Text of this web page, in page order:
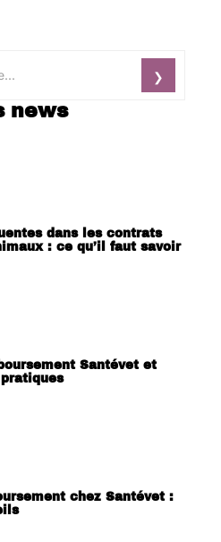
news
dans les contrats
: ce qu’il faut savoir
Santévet et
chez Santévet :